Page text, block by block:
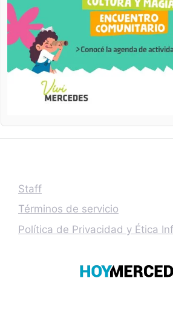
Staff
Términos de servicio
Política de Privacidad y Ética